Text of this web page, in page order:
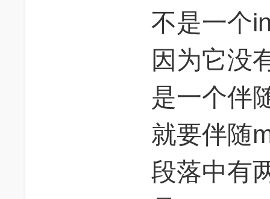
不是一个
因为它没
是一个伴
就要伴随
段落中有